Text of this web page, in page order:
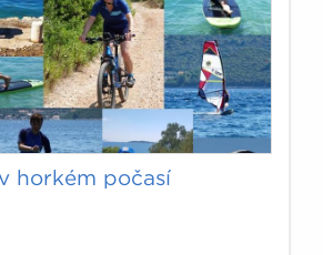
horkém počasí